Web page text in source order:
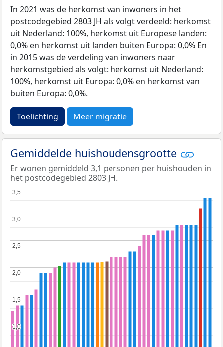
In 2021 was de herkomst van inwoners in het
postcodegebied 2803 JH als volgt verdeeld: herkomst
uit Nederland: 100%, herkomst uit Europese landen:
0,0% en herkomst uit landen buiten Europa: 0,0% En
in 2015 was de verdeling van inwoners naar
herkomstgebied als volgt: herkomst uit Nederland:
100%, herkomst uit Europa: 0,0% en herkomst van
buiten Europa: 0,0%.
Toelichting Meer migratie
Gemiddelde huishoudensgrootte
Er wonen gemiddeld 3,1 personen per huishouden in
het postcodegebied 2803 JH.
1,0
1,0
1,5
1,5
2,0
2,0
2,5
2,5
3,0
3,0
3,5
3,5